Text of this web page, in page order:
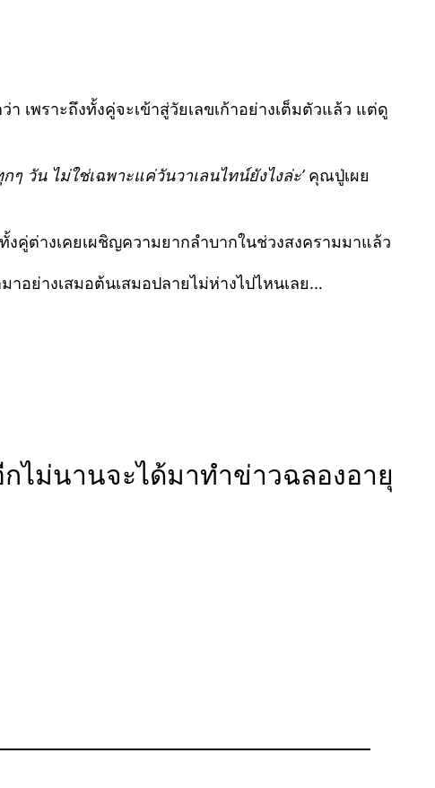
เพราะถึงทั้งคู่จะเข้าสู่วัยเลขเก้าอย่างเต็มตัวแล้ว แต่ดู
วัน ไม่ใช่เฉพาะแค่วันวาเลนไทน์ยังไงล่ะ’ คุณปู่เผย
งคู่ต่างเคยเผชิญความยากลำบากในช่วงสงครามมาแล้ว
อย่างเสมอต้นเสมอปลายไม่ห่างไปไหนเลย…
กไม่นานจะได้มาทำข่าวฉลองอายุ